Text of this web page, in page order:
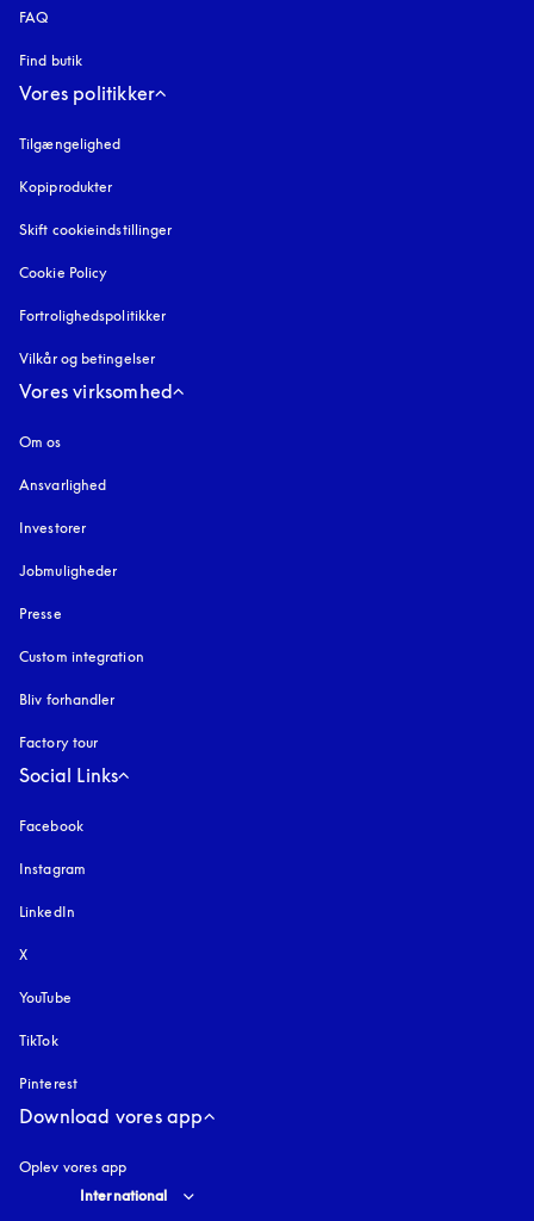
FAQ
Find butik
Vores politikker
Tilgængelighed
Kopiprodukter
Skift cookieindstillinger
Cookie Policy
Fortrolighedspolitikker
Vilkår og betingelser
Vores virksomhed
Om os
Ansvarlighed
Investorer
Jobmuligheder
Presse
Custom integration
Bliv forhandler
Factory tour
Social Links
Facebook
Instagram
LinkedIn
X
YouTube
TikTok
Pinterest
Download vores app
Oplev vores app
Select country and language
International